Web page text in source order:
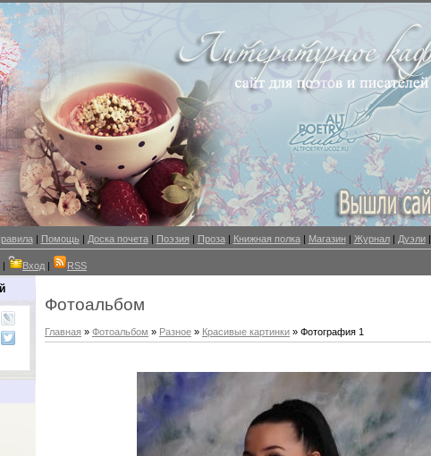
| Помощь | Доска почета| Поэзия | Проза| Книжная полка| Магазин| Журнал| Дуэли|
| Вход | RSS
Фотоальбом
Главная » Фотоальбом » Разное » Красивые картинки » Фотография 1